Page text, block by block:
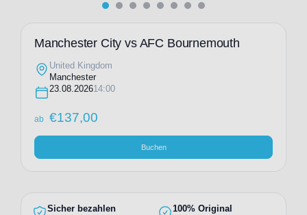
Manchester City vs AFC Bournemouth
United Kingdom
Manchester
23.08.202614:00
ab €137,00
Buchen
Sicher bezahlen 100% Original